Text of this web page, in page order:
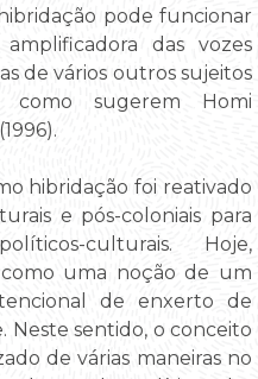
pode funcionar
das vozes
de vários outros sujeitos
como sugerem Homi
hibridação foi reativado
e pós-coloniais para
culturais. Hoje,
uma noção de um
de enxerto de
Neste sentido, o conceito
de várias maneiras no